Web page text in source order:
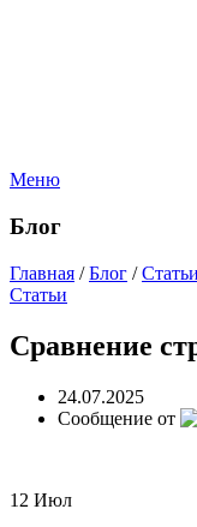
Меню
Блог
Главная /Блог /Статьи
Статьи
Сравнение
24.07.2025
Сообщение от
12 Июл